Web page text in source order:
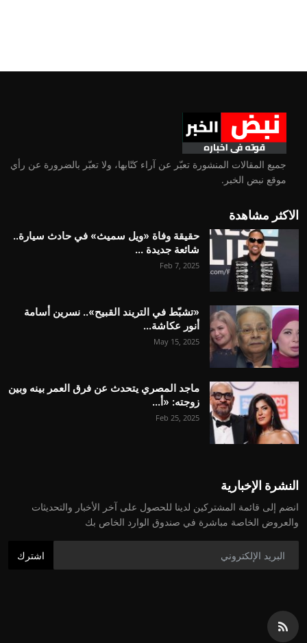
جميع المقالات المنشورة تعبّر عن آراء كتّابها، ولا تعبّر بالضرورة عن رأي
موقع نبض الخبر.
الاكثر مشاهدة
حقيقة وفاة «ويل سميث» في حادث سيارة..
شائعة جديدة ...
Feb 7, 2025
«تشبّط في التريند القبيح».. نسرين أسامة
أنور عكاشة...
May 15, 2025
ماجد المصري يتحدث عن فرق العمر بينه وبين
زوجته: «أ...
Feb 25, 2025
النشرة الإخبارية
انضم إلى قائمة المشتركين لدينا للحصول على آخر الأخبار والتحديثات
والعروض الخاصة مباشرة في صندوق الوارد الخاص بك
اشترك